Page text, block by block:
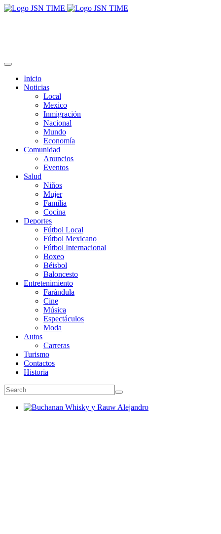
Inicio
Noticias
Local
Mexico
Inmigración
Nacional
Mundo
Economía
Comunidad
Anuncios
Eventos
Salud
Niños
Mujer
Familia
Cocina
Deportes
Fútbol Local
Fútbol Mexicano
Fútbol Internacional
Boxeo
Béisbol
Baloncesto
Entretenimiento
Farándula
Cine
Música
Espectáculos
Moda
Autos
Carreras
Turismo
Contactos
Historia